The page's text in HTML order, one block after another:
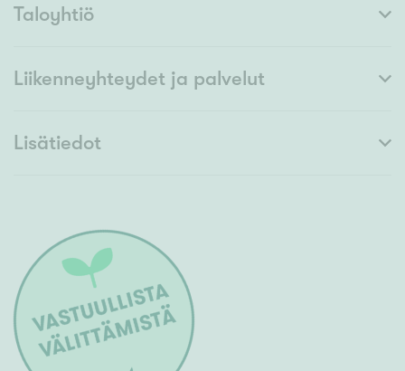
Taloyhtiö
Liikenneyhteydet ja palvelut
Lisätiedot